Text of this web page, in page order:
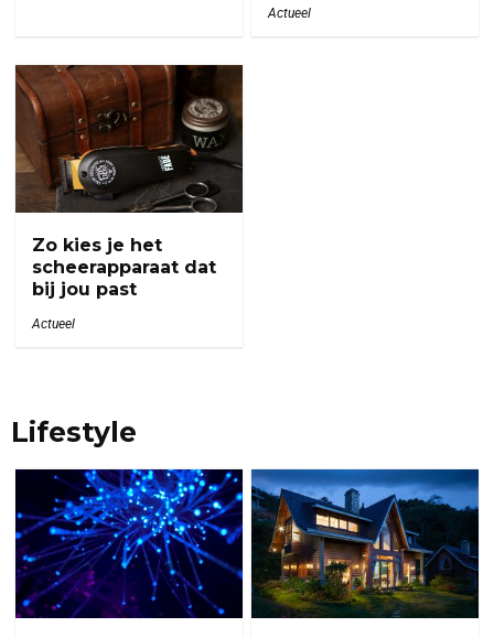
Actueel
Zo kies je het
scheerapparaat dat
bij jou past
Actueel
Lifestyle